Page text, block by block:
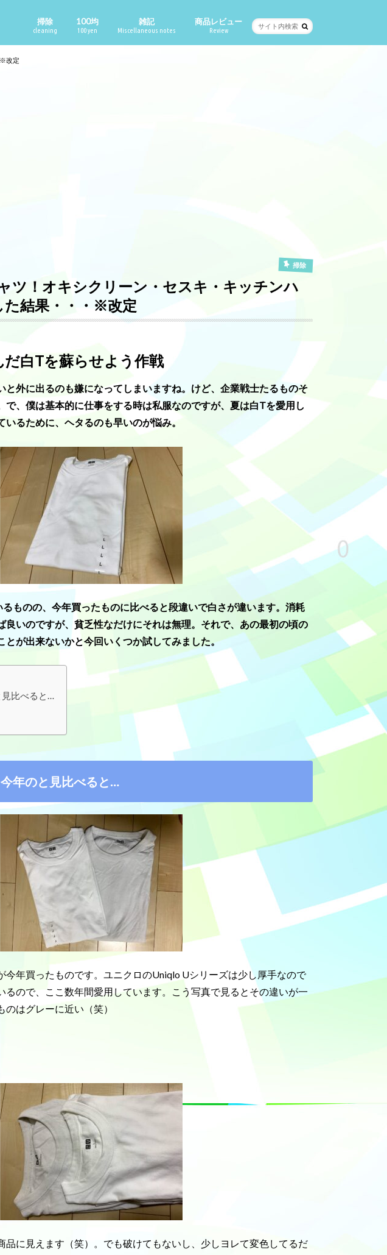
掃除
cleaning
100均
100 yen
雑記
Miscellaneous notes
商品レビュー
Review
※改定
掃除
ツ！オキシクリーン・セスキ・キッチンハ
た結果・・・※改定
白Tを蘇らせよう作戦
と外に出るのも嫌になってしまいますね。けど、企業戦士たるものそ
で、僕は基本的に仕事をする時は私服なのですが、夏は白Tを愛用し
るために、ヘタるのも早いのが悩み。
ものの、今年買ったものに比べると段違いで白さが違います。消耗
良いのですが、貧乏性なだけにそれは無理。それで、あの最初の頃の
とが出来ないかと今回いくつか試してみました。
比べると…
年のと見比べると…
今年買ったものです。ユニクロのUniqlo Uシリーズは少し厚手なので
るので、ここ数年間愛用しています。こう写真で見るとその違いが一
はグレーに近い（笑）
品に見えます（笑）。でも破けてもないし、少しヨレて変色してるだ